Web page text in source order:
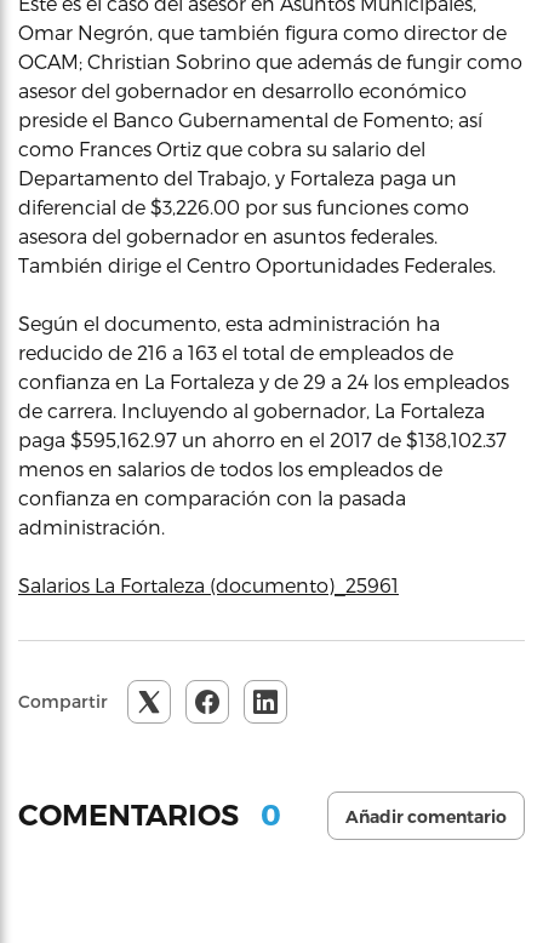
Omar Negrón, que también figura como director de
OCAM; Christian Sobrino que además de fungir como
asesor del gobernador en desarrollo económico
preside el Banco Gubernamental de Fomento; así
como Frances Ortiz que cobra su salario del
Departamento del Trabajo, y Fortaleza paga un
diferencial de $3,226.00 por sus funciones como
asesora del gobernador en asuntos federales.
También dirige el Centro Oportunidades Federales.
Según el documento, esta administración ha
reducido de 216 a 163 el total de empleados de
confianza en La Fortaleza y de 29 a 24 los empleados
de carrera. Incluyendo al gobernador, La Fortaleza
paga $595,162.97 un ahorro en el 2017 de $138,102.37
menos en salarios de todos los empleados de
confianza en comparación con la pasada
administración.
Salarios La Fortaleza (documento)_25961
Compartir
COMENTARIOS 0 Añadir comentario